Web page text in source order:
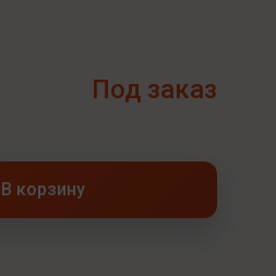
Под заказ
В корзину